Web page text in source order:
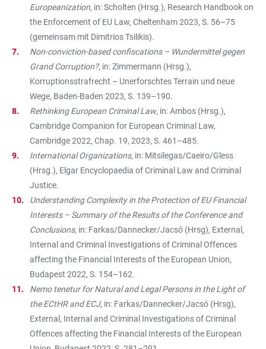
Europeanization, in: Scholten (Hrsg.), Research Handbook on
the Enforcement of EU Law, Cheltenham 2023, S. 56–75
(gemeinsam mit Dimitrios Tsilikis).
Non-conviction-based confiscations – Wundermittel gegen
Grand Corruption?, in: Zimmermann (Hrsg.),
Korruptionsstrafrecht – Unerforschtes Terrain und neue
Wege, Baden-Baden 2023, S. 139–190.
Rethinking European Criminal Law, in: Ambos (Hrsg.),
Cambridge Companion for European Criminal Law,
Cambridge 2022, Chap. 19, 2023, S. 461–485.
International Organizations, in: Mitsilegas/Caeiro/Gless
(Hrsg.), Elgar Encyclopaedia of Criminal Law and Criminal
Justice.
Understanding Complexity in the Protection of EU Financial
Interests – Summary of the Results of the Conference and
Conclusions, in: Farkas/Dannecker/Jacsó (Hrsg), External,
Internal and Criminal Investigations of Criminal Offences
affecting the Financial Interests of the European Union,
Budapest 2022, S. 154–162.
Nemo tenetur for Natural and Legal Persons in the Light of
the ECtHR and ECJ, in: Farkas/Dannecker/Jacsó (Hrsg),
External, Internal and Criminal Investigations of Criminal
Offences affecting the Financial Interests of the European